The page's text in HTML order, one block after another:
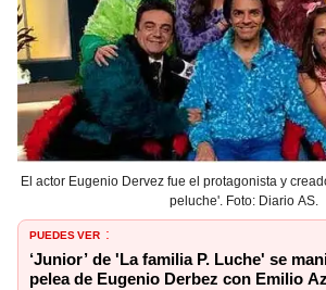
El actor Eugenio Dervez fue el protagonista y
peluche'. Foto: Diario AS.
PUEDES VER :
‘Junior’ de 'La familia P. Luche' se
pelea de Eugenio Derbez con Emilio